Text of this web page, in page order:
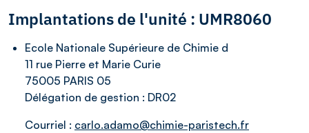
Implantations de l'unité : UMR8060
Ecole Nationale Supérieure de Chimie d
11 rue Pierre et Marie Curie
75005 PARIS 05
Délégation de gestion : DR02
Courriel : carlo.adamo@chimie-paristech.fr